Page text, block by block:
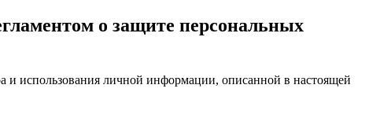
о защите персональных
и использования личной информации, описанной в настоящей